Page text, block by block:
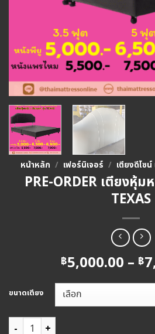
หน้าหลัก / เฟอร์นิเจอร์ / เตียงดีไซ
PRE-ORDER เตียงหุ้
TEXAS
฿5,000.00 – ฿
ขนาดเตียง
จำนวน PRE-ORDER เตียงหุ้มหนัง ล้อเบ